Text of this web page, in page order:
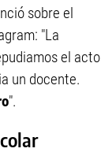
sobre el
"La
el acto
un docente.
".